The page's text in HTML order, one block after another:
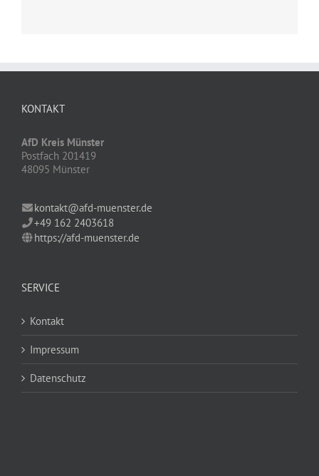
KONTAKT
AfD Kreis Münster
Postfach 201419
48095 Münster
kontakt@afd-muenster.de
+49 162 2403618
https://afd-muenster.de
SERVICE
Kontakt
Impressum
Datenschutz